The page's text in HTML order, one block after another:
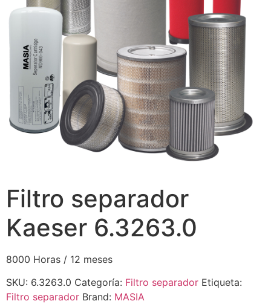
Filtro separador
Kaeser 6.3263.0
8000 Horas / 12 meses
SKU: 6.3263.0 Categoría: Filtro separador Etiqueta:
Filtro separador Brand: MASIA